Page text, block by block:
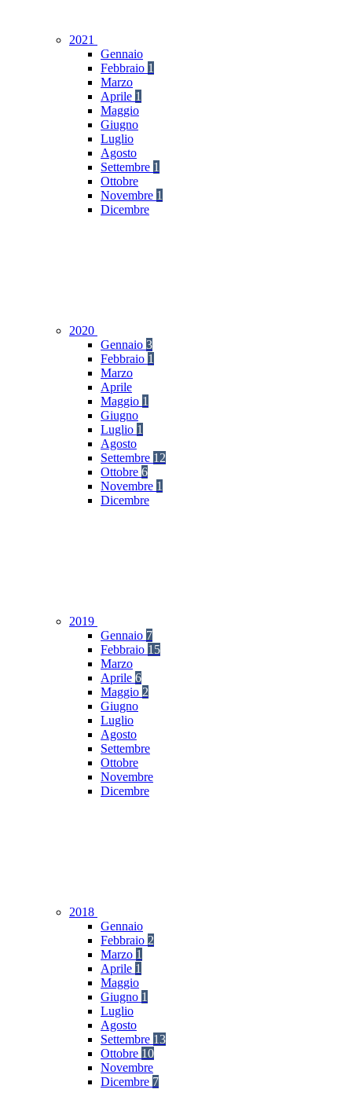
2021
Gennaio
Febbraio 1
Marzo
Aprile 1
Maggio
Giugno
Luglio
Agosto
Settembre 1
Ottobre
Novembre 1
Dicembre
2020
Gennaio 3
Febbraio 1
Marzo
Aprile
Maggio 1
Giugno
Luglio 1
Agosto
Settembre 12
Ottobre 6
Novembre 1
Dicembre
2019
Gennaio 7
Febbraio 15
Marzo
Aprile 6
Maggio 2
Giugno
Luglio
Agosto
Settembre
Ottobre
Novembre
Dicembre
2018
Gennaio
Febbraio 2
Marzo 1
Aprile 1
Maggio
Giugno 1
Luglio
Agosto
Settembre 13
Ottobre 10
Novembre
Dicembre 7